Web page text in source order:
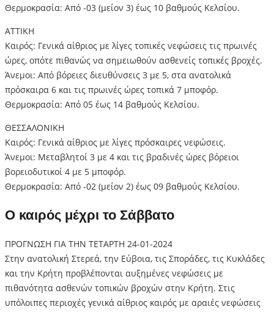
Θερμοκρασία: Από -03 (μείον 3) έως 10 βαθμούς Κελσίου.
ΑΤΤΙΚΗ
Καιρός: Γενικά αίθριος με λίγες τοπικές νεφώσεις τις πρωινές
ώρες, οπότε πιθανώς να σημειωθούν ασθενείς τοπικές βροχές.
Άνεμοι: Από βόρειες διευθύνσεις 3 με 5, στα ανατολικά
πρόσκαιρα 6 και τις πρωινές ώρες τοπικά 7 μποφόρ.
Θερμοκρασία: Από 05 έως 14 βαθμούς Κελσίου.
ΘΕΣΣΑΛΟΝΙΚΗ
Καιρός: Γενικά αίθριος με λίγες πρόσκαιρες νεφώσεις.
Άνεμοι: Μεταβλητοί 3 με 4 και τις βραδινές ώρες βόρειοι
βορειοδυτικοί 4 με 5 μποφόρ.
Θερμοκρασία: Από -02 (μείον 2) έως 09 βαθμούς Κελσίου.
Ο καιρός μέχρι το Σάββατο
ΠΡΟΓΝΩΣΗ ΓΙΑ ΤΗΝ ΤΕΤΑΡΤΗ 24-01-2024
Στην ανατολική Στερεά, την Εύβοια, τις Σποράδες, τις Κυκλάδες
και την Κρήτη προβλέπονται αυξημένες νεφώσεις με
πιθανότητα ασθενών τοπικών βροχών στην Κρήτη. Στις
υπόλοιπες περιοχές γενικά αίθριος καιρός με αραιές νεφώσεις